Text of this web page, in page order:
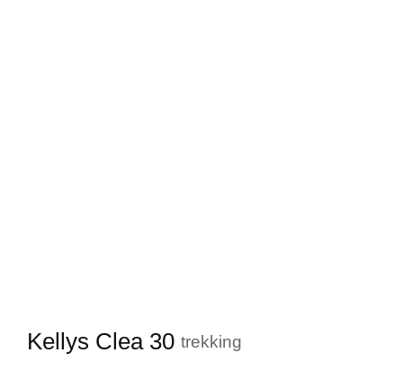
Kellys Clea 30 trekking